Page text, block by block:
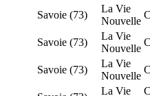
Savoie (73)
La Vie
Nouvelle
Savoie (73)
La Vie
Nouvelle
Savoie (73)
La Vie
Nouvelle
La Vie